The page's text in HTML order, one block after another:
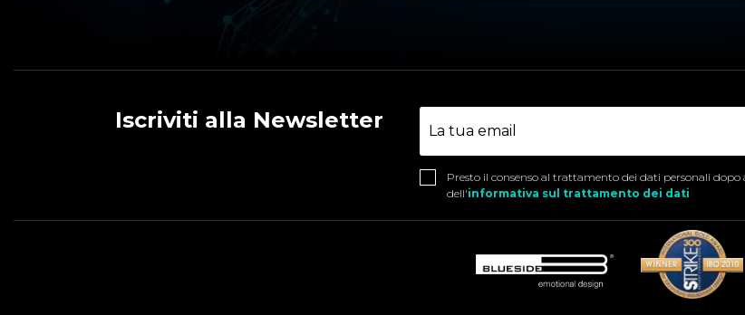
Iscriviti alla Newsletter
Presto il consenso al trattamento dei dati personali dopo
dell'informativa sul trattamento dei dati